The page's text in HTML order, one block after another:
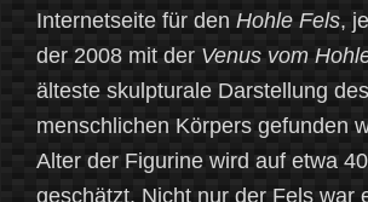
Internetseite für den Hohle Fels,
der 2008 mit der Venus vom
älteste skulpturale Darstellung des
menschlichen Körpers gefunden
Alter der Figurine wird auf etwa
geschätzt. Nicht nur der Fels war